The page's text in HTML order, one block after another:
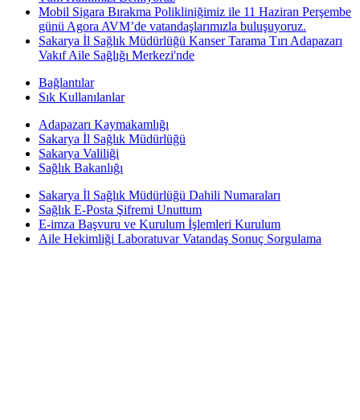
Mobil Sigara Bırakma Polikliniğimiz ile 11 Haziran Perşembe
günü Agora AVM’de vatandaşlarımızla buluşuyoruz.
Sakarya İl Sağlık Müdürlüğü Kanser Tarama Tırı Adapazarı
Vakıf Aile Sağlığı Merkezi'nde
Bağlantılar
Sık Kullanılanlar
Adapazarı Kaymakamlığı
Sakarya İl Sağlık Müdürlüğü
Sakarya Valiliği
Sağlık Bakanlığı
Sakarya İl Sağlık Müdürlüğü Dahili Numaraları
Sağlık E-Posta Şifremi Unuttum
E-imza Başvuru ve Kurulum İşlemleri Kurulum
Aile Hekimliği Laboratuvar Vatandaş Sonuç Sorgulama